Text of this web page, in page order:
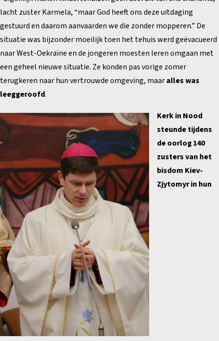
lacht zuster Karmela, “maar God heeft ons deze uitdaging
gestuurd en daarom aanvaarden we die zonder mopperen.” De
situatie was bijzonder moeilijk toen het tehuis werd geëvacueerd
naar West-Oekraïne en de jongeren moesten leren omgaan met
een geheel nieuwe situatie. Ze konden pas vorige zomer
terugkeren naar hun vertrouwde omgeving, maaralles was
leeggeroofd.
Kerk in Nood
steunde tijdens
de oorlog 140
zusters van het
bisdom Kiev-
Zjytomyr in hun